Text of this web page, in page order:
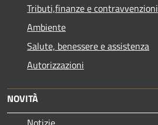
Tributi,finanze e contravvenzioni
Ambiente
Salute, benessere e assistenza
Autorizzazioni
NOVITÀ